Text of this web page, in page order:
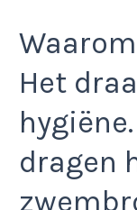
Het
dragen